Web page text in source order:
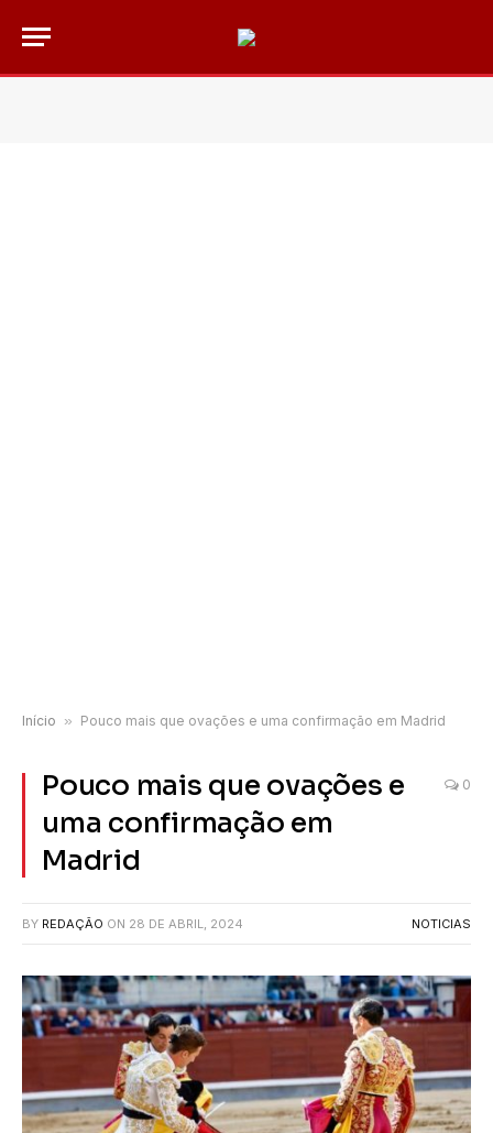
Início » Pouco mais que ovações e uma confirmação em Madrid
Pouco mais que ovações e
uma confirmação em
Madrid
0
BY REDAÇÃO ON 28 DE ABRIL, 2024 NOTICIAS